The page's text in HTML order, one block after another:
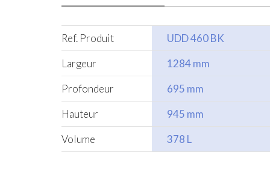
Ref. Produit
UDD 460 BK
Largeur
1284 mm
Profondeur
695 mm
Hauteur
945 mm
Volume
378 L